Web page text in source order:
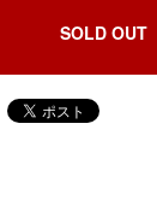
SOLD OUT